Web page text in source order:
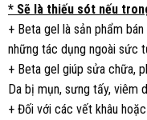
* Sẽ là thiếu sót nếu
+ Beta gel là sản phẩm
những tác dụng ngoài sức
+ Beta gel giúp sửa chữa,
Da bị mụn, sưng tấy, viêm
+ Đối với các vết khâu